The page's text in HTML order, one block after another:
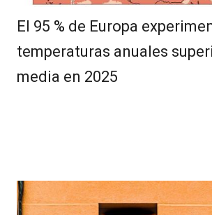
El 95 % de Europa
temperaturas anuales
media en 2025